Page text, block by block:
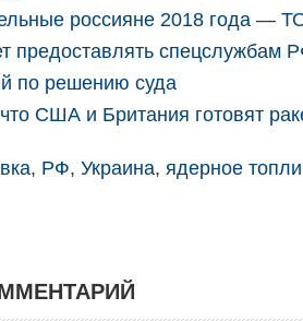
россияне 2018 года —
предоставлять спецслужбам
по решению суда
США и Британия готовят
, РФ, Украина, ядерное